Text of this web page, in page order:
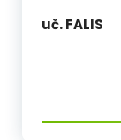
uč. FALIS